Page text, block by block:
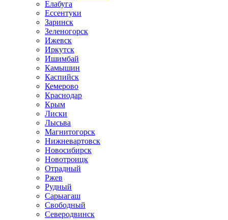
Елабуга
Ессентуки
Заринск
Зеленогорск
Ижевск
Иркутск
Ишимбай
Камышин
Каспийск
Кемерово
Краснодар
Крым
Лиски
Лысьва
Магнитогорск
Нижневартовск
Новосибирск
Новотроицк
Отрадный
Ржев
Рудный
Сарыагаш
Свободный
Северодвинск